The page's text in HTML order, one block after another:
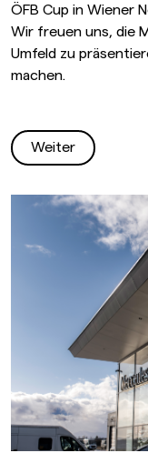
ÖFB Cup in Wiener
Wir freuen uns, die
Umfeld zu
machen.
Weiter